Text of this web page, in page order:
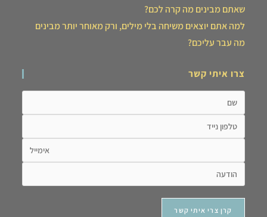
שאתם מבינים מה קרה לכם?
למה אתם יוצאים משיחה בלי מילים, ורק מאוחר יותר מבינים
מה עבר עליכם?
צרו איתי קשר